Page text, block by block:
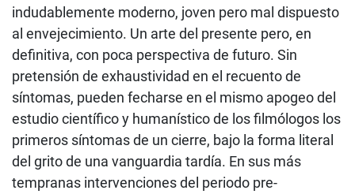
indudablemente moderno, joven pero mal dispuesto
al envejecimiento. Un arte del presente pero, en
definitiva, con poca perspectiva de futuro. Sin
pretensión de exhaustividad en el recuento de
síntomas, pueden fecharse en el mismo apogeo del
estudio científico y humanístico de los filmólogos los
primeros síntomas de un cierre, bajo la forma literal
del grito de una vanguardia tardía. En sus más
tempranas intervenciones del periodo pre-